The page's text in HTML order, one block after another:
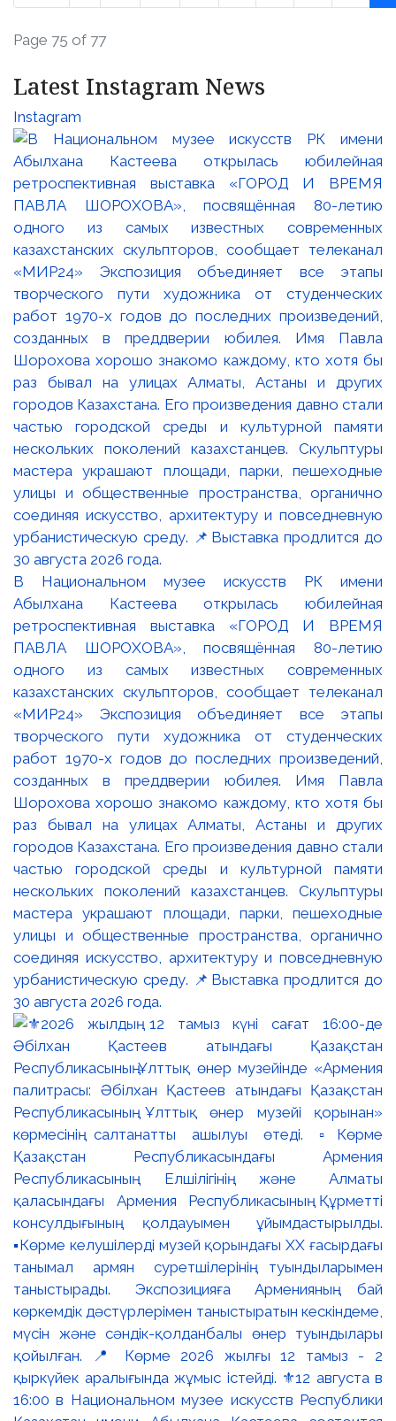
Page 75 of 77
Latest Instagram News
Instagram
В Национальном музее искусств РК имени
Абылхана Кастеева открылась юбилейная
ретроспективная выставка «ГОРОД И ВРЕМЯ
ПАВЛА ШОРОХОВА», посвящённая 80-летию
одного из самых известных современных
казахстанских скульпторов, сообщает телеканал
«МИР24» Экспозиция объединяет все этапы
творческого пути художника от студенческих
работ 1970-х годов до последних произведений,
созданных в преддверии юбилея. Имя Павла
Шорохова хорошо знакомо каждому, кто хотя бы
раз бывал на улицах Алматы, Астаны и других
городов Казахстана. Его произведения давно стали
частью городской среды и культурной памяти
нескольких поколений казахстанцев. Скульптуры
мастера украшают площади, парки, пешеходные
улицы и общественные пространства, органично
соединяя искусство, архитектуру и повседневную
урбанистическую среду. 📌Выставка продлится до
30 августа 2026 года.